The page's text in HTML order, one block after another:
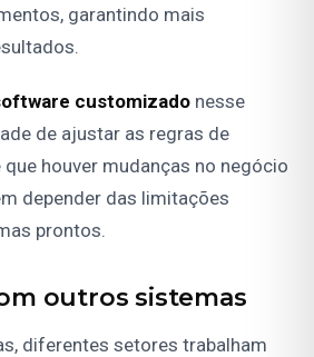
garantindo mais
customizado nesse
de ajustar as regras de
houver mudanças no negócio
depender das limitações
prontos.
outros sistemas
diferentes setores trabalham